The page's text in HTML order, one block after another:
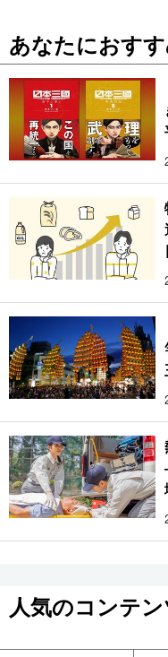
あなたにおす
人気のコンテ